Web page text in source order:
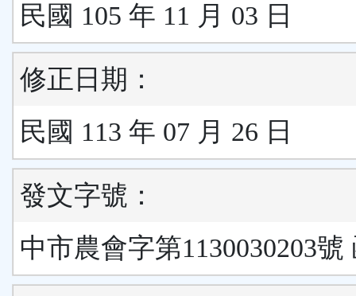
民國 105 年 11 月 03 日
修正日期：
民國 113 年 07 月 26 日
發文字號：
中市農會字第1130030203號